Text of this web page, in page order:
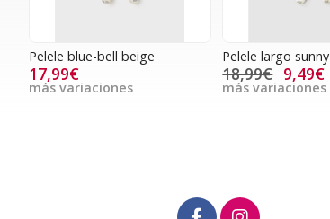
Pelele blue-bell beige
17,99€
más variaciones
Pelele largo sunny
18,99€ 9,49€
más variaciones